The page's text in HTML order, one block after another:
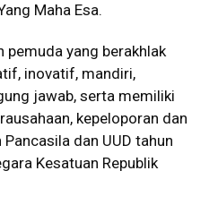
Maha Esa.
pemuda yang berakhlak
inovatif, mandiri,
jawab, serta memiliki
kepeloporan dan
dan UUD tahun
Kesatuan Republik